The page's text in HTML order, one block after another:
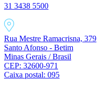
31 3438 5500
Rua Mestre Ramacrisna, 379
Santo Afonso - Betim
Minas Gerais / Brasil
CEP: 32600-971
Caixa postal: 095